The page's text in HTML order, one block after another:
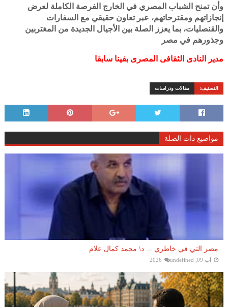
وأن تمنح الشباب المصري في الخارج الفرصة الكاملة لعرض
إنجازاتهم ومقترحاتهم، عبر تعاون حقيقي مع السفارات
والقنصليات، بما يعزز الصلة بين الأجيال الجديدة من المغتربين
وجذورهم في مصر
مدير النادى الثقافى المصرى بفينا سابقا
التصنيف: مقالات ودراسات
مواضيع ذات الصلة
مصر التي في خاطري ... د\ محمد كمال علام
آب 09, 2026 undefined